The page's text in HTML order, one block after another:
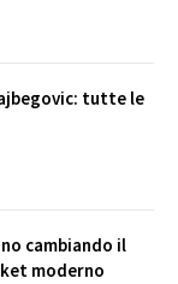
tutte le
cambiando il
moderno